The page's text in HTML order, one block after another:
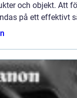
och objekt. Att
på ett effektivt